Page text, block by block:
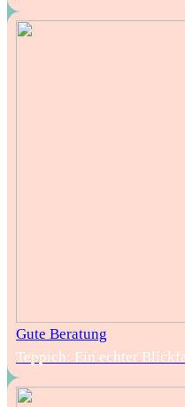
Gute Beratung
Teppich: Ein echter